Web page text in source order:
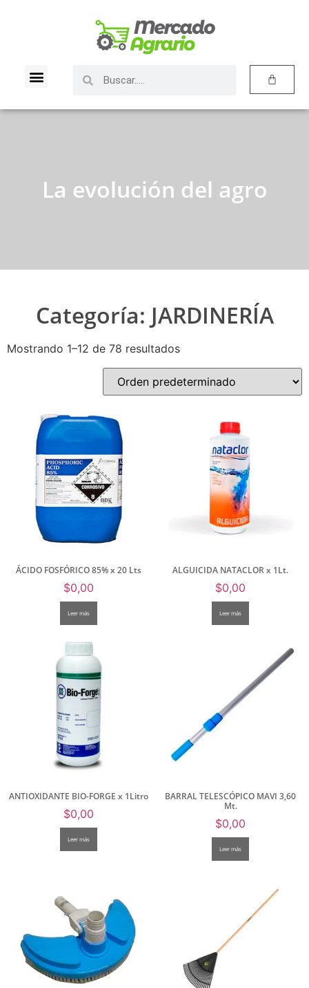
La evolución del agro
Categoría: JARDINERÍA
Mostrando 1–12 de 78 resultados
ÁCIDO FOSFÓRICO 85% x 20 Lts
$0,00
Leer más
ALGUICIDA NATACLOR x 1Lt.
$0,00
Leer más
ANTIOXIDANTE BIO-FORGE x 1Litro
$0,00
Leer más
BARRAL TELESCÓPICO MAVI 3,60
Mt.
$0,00
Leer más